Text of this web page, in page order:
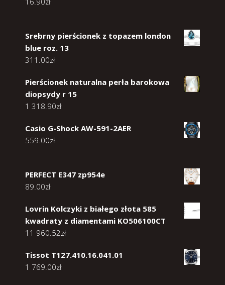
Srebrny pierścionek z topazem london
blue roz. 13
311.00zł
Pierścionek naturalna perła barokowa
diopsydy r 15
1 318.90zł
Casio G-Shock AW-591-2AER
559.00zł
PERFECT E347 zp954e
89.00zł
Lovrin Kolczyki z białego złota 585
kwadraty z diamentami KO506100CT
11 960.52zł
Tissot T127.410.16.041.01
1 769.00zł